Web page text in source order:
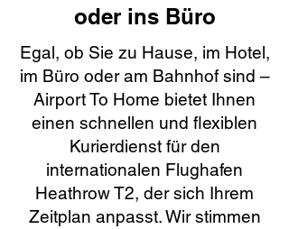
oder ins Büro
Egal, ob Sie zu Hause, im Hotel,
im Büro oder am Bahnhof sind –
Airport To Home bietet Ihnen
einen schnellen und flexiblen
Kurierdienst für den
internationalen Flughafen
Heathrow T2, der sich Ihrem
Zeitplan anpasst. Wir stimmen